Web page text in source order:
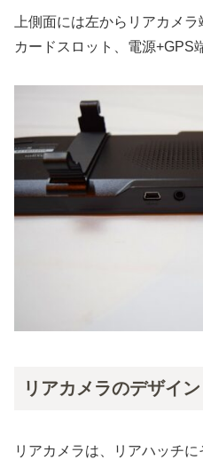
上側面には左からリアカメ
カードスロット、電源+GPS
リアカメラのデザイン
リアカメラは、リアハッチに